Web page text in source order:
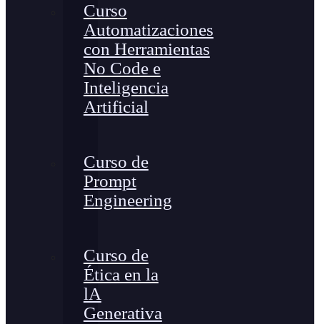
Curso
Automatizaciones
con Herramientas
No Code e
Inteligencia
Artificial
Curso de
Prompt
Engineering
Curso de
Ética en la
lA
Generativa